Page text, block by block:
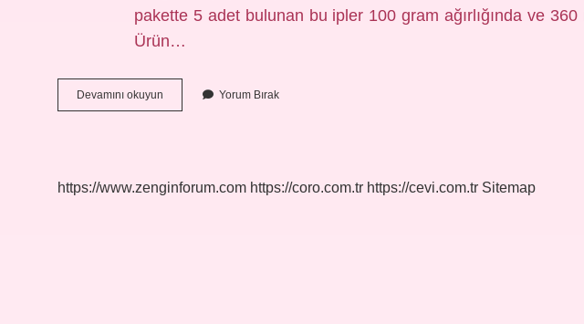
pakette 5 adet bulunan bu ipler 100 gram ağırlığında ve 360
Ürün…
Devamını okuyun
Ipi
Yorum Bırak
https://www.zenginforum.com https://coro.com.tr https://cevi.com.tr Sitemap